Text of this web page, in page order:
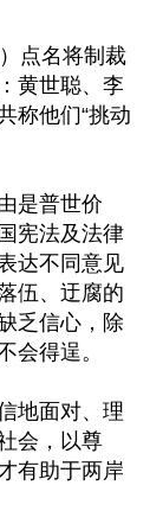
点名将制裁
黄世聪、李
称他们“挑动
是普世价
宪法及法律
达不同意见
伍、迂腐的
乏信心，除
会得逞。
地面对、理
会，以尊
有助于两岸